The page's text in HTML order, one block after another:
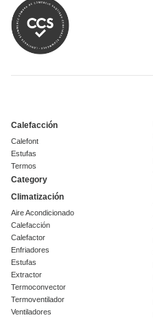
Calefacción
Calefont
Estufas
Termos
Category
Climatización
Aire Acondicionado
Calefacción
Calefactor
Enfriadores
Estufas
Extractor
Termoconvector
Termoventilador
Ventiladores